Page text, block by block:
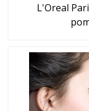
L'Oreal